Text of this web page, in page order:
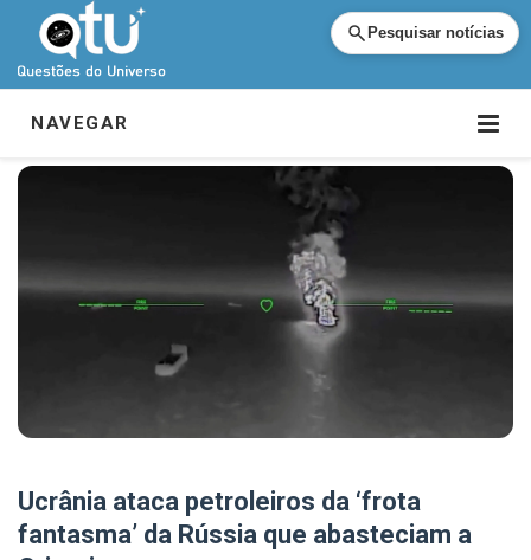
Pesquisar notícias
NAVEGAR
Ucrânia ataca petroleiros da ‘frota
fantasma’ da Rússia que abasteciam a